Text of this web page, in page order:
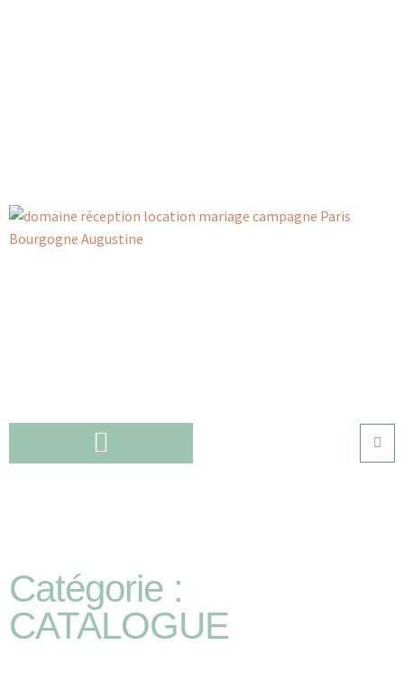
Catégorie :
CATALOGUE